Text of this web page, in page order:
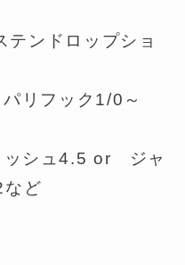
ンドロップショ
リフック1/0～
ッシュ4.5 or ジャ
ど